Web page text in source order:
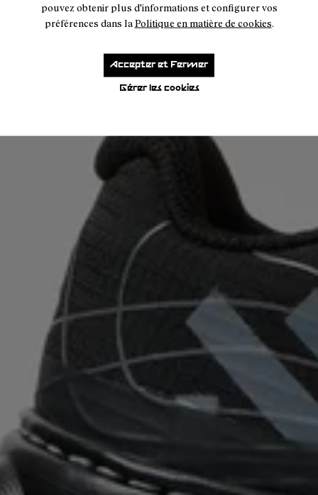
pouvez obtenir plus d'informations et configurer vos
préférences dans laPolitique en matière de cookies
Gérer les cookies
Accepter et Fermer